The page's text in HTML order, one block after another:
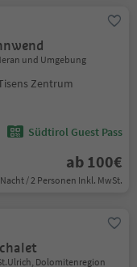
und Umgebung
Zentrum
Südtirol Guest Pass
ab 100€
/ 2 Personen Inkl. MwSt.
Dolomitenregion